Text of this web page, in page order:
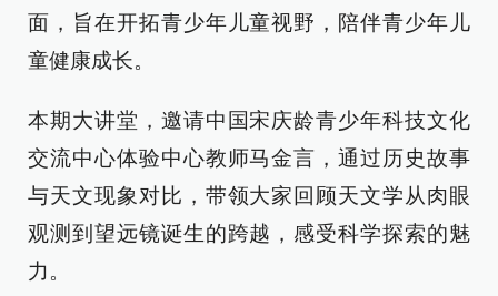
面，旨在开拓青少年儿童视野，陪伴青少年儿
童健康成长。
本期大讲堂，邀请中国宋庆龄青少年科技文化
交流中心体验中心教师马金言，通过历史故事
与天文现象对比，带领大家回顾天文学从肉眼
观测到望远镜诞生的跨越，感受科学探索的魅
力。